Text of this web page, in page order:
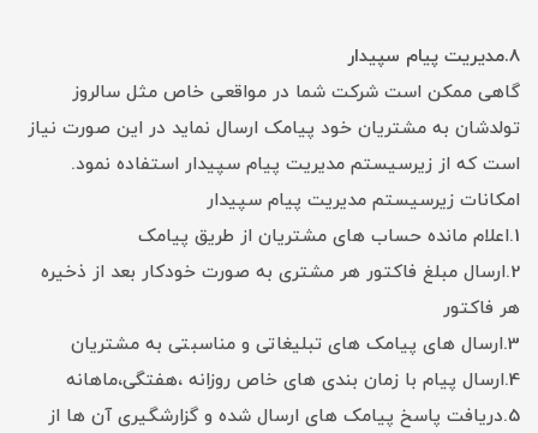
8.مدیریت پیام سپیدار
گاهی ممکن است شرکت شما در مواقعی خاص مثل سالروز
تولدشان به مشتریان خود پیامک ارسال نماید در این صورت نیاز
است که از زیرسیستم مدیریت پیام سپیدار استفاده نمود.
امکانات زیرسیستم مدیریت پیام سپیدار
1.اعلام مانده حساب های مشتریان از طریق پیامک
2.ارسال مبلغ فاکتور هر مشتری به صورت خودکار بعد از ذخیره
هر فاکتور
3.ارسال های پیامک های تبلیغاتی و مناسبتی به مشتریان
4.ارسال پیام با زمان بندی های خاص روزانه ،هفتگی،ماهانه
5.دریافت پاسخ پیامک های ارسال شده و گزارشگیری آن ها از